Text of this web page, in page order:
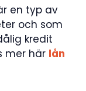
en typ av
och som
kredit
mer här lån